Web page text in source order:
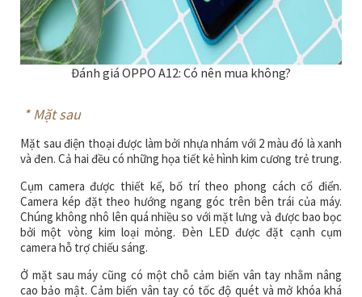
Đánh giá OPPO A12: Có nên mua không?
*Mặt sau
Mặt sau điện thoại được làm bởi nhựa nhám với 2 màu đó là xanh
và đen. Cả hai đều có những họa tiết kẻ hình kim cương trẻ trung.
Cụm camera được thiết kế, bố trí theo phong cách cổ điển.
Camera kép đặt theo hướng ngang góc trên bên trái của máy.
Chúng không nhô lên quá nhiều so với mặt lưng và được bao bọc
bởi một vòng kim loại mỏng. Đèn LED được đặt cạnh cụm
camera hỗ trợ chiếu sáng.
Ở mặt sau máy cũng có một chỗ cảm biến vân tay nhằm nâng
cao bảo mật. Cảm biến vân tay có tốc độ quét và mở khóa khá